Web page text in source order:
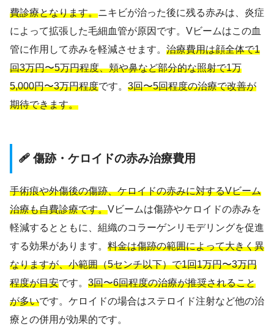
費診療となります。ニキビが治った後に残る赤みは、炎症
によって拡張した毛細血管が原因です。Vビームはこの血
管に作用して赤みを軽減させます。 治療費用は顔全体で1
回3万円〜5万円程度、頬や鼻など部分的な照射で1万
5,000円〜3万円程度です。 3回〜5回程度の治療で改善が
期待できます。
🩹 傷跡・ケロイドの赤み治療費用
手術痕や外傷後の傷跡、ケロイドの赤みに対するVビーム
治療も自費診療です。Vビームは傷跡やケロイドの赤みを
軽減するとともに、組織のコラーゲンリモデリングを促進
する効果があります。 料金は傷跡の範囲によって大きく異
なりますが、小範囲（5センチ以下）で1回1万円〜3万円
程度が目安です。 3回〜6回程度の治療が推奨されること
が多いです。ケロイドの場合はステロイド注射など他の治
療との併用が効果的です。